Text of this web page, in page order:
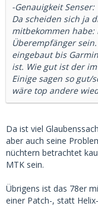
-Genauigkeit Senser:
Da scheiden sich ja
mitbekommen habe:
Überempfänger
eingebaut bis
ist. Wie gut ist der
Einige sagen so gut/
wäre top andere
Da ist viel
aber auch seine
nüchtern betrachtet
MTK sein.
Übrigens ist das 78er
einer Patch-, statt